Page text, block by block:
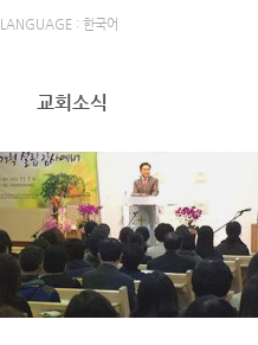
LANGUAGE : 한국어
교회소식